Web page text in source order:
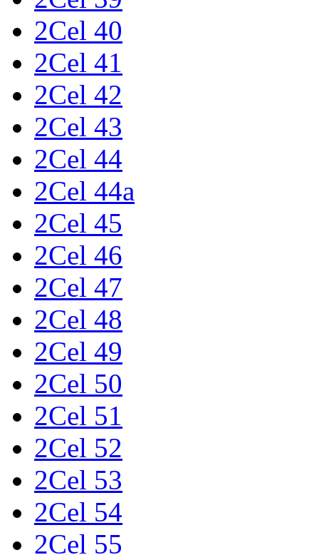
2Cel 40
2Cel 41
2Cel 42
2Cel 43
2Cel 44
2Cel 44a
2Cel 45
2Cel 46
2Cel 47
2Cel 48
2Cel 49
2Cel 50
2Cel 51
2Cel 52
2Cel 53
2Cel 54
2Cel 55